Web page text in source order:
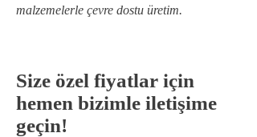
malzemelerle çevre dostu üretim.
Size özel fiyatlar için
hemen bizimle iletişime
geçin!